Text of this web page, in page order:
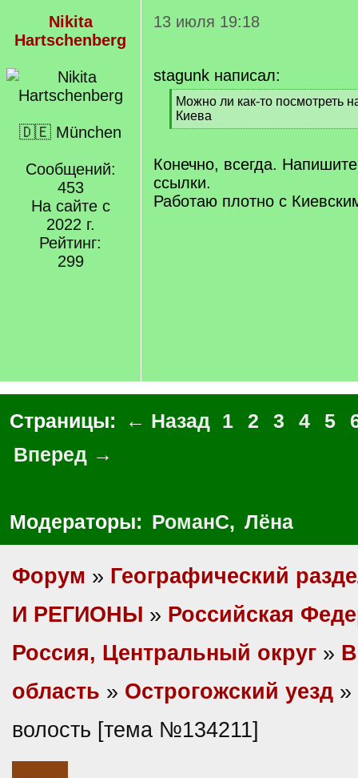
Nikita
Hartschenberg
🇩🇪 München
Сообщений:
453
На сайте с
2022 г.
Рейтинг:
299
13 июля 19:18
stagunk написал:
[
q
]
Можно ли как-то посмотреть
Киева
[
q
]
Конечно, всегда.
ссылки.
Работаю плотно с
Страницы: ← Назад 1 2 3 4 5
Вперед →
Модераторы: РоманС, Лёна
Форум » Географический
И РЕГИОНЫ » Российская
Россия, Центральный округ »
область » Острогожский уезд »
волость [тема №134211]